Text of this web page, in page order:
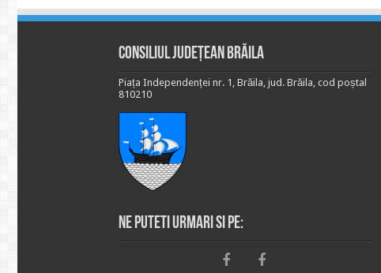
Consiliul Județean Brăila
Piața Independenței nr. 1, Brăila, jud. Brăila, cod poștal
810210
Ne puteti urmari si pe: